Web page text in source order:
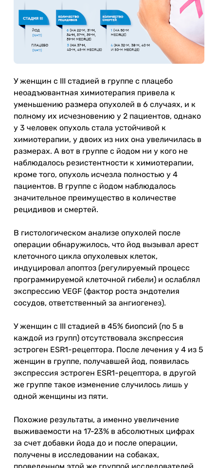
У женщин с III стадией в группе с плацебо
неоадъювантная химиотерапия привела к
уменьшению размера опухолей в 6 случаях, и к
полному их исчезновению у 2 пациентов, однако
у 3 человек опухоль стала устойчивой к
химиотерапии, у двоих из них она увеличилась в
размерах. А вот в группе с йодом ни у кого не
наблюдалось резистентности к химиотерапии,
кроме того, опухоль исчезла полностью у 4
пациентов. В группе с йодом наблюдалось
значительное преимущество в количестве
рецидивов и смертей.
В гистологическом анализе опухолей после
операции обнаружилось, что йод вызывал арест
клеточного цикла опухолевых клеток,
индуцировал апоптоз (регулируемый процесс
программируемой клеточной гибели) и ослаблял
экспрессию VEGF (фактор роста эндотелия
сосудов, ответственный за ангиогенез).
У женщин с III стадией в 45% биопсий (по 5 в
каждой из групп) отсутствовала экспрессия
эстроген ESR1-рецептора. После лечения у 4 из 5
женщин в группе, получавшей йод, появилась
экспрессия эстроген ESR1-рецептора, в другой
же группе такое изменение случилось лишь у
одной женщины из пяти.
Похожие результаты, а именно увеличение
выживаемости на 17-23% в абсолютных цифрах
за счет добавки йода до и после операции,
получены в исследовании на собаках,